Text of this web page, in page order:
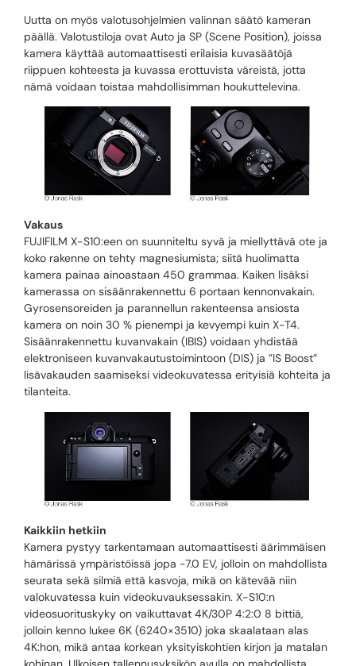
Uutta on myös valotusohjelmien valinnan säätö kameran
päällä. Valotustiloja ovat Auto ja SP (Scene Position), joissa
kamera käyttää automaattisesti erilaisia kuvasäätöjä
riippuen kohteesta ja kuvassa erottuvista väreistä, jotta
nämä voidaan toistaa mahdollisimman houkuttelevina.
Vakaus
FUJIFILM X-S10:een on suunniteltu syvä ja miellyttävä ote ja
koko rakenne on tehty magnesiumista; siitä huolimatta
kamera painaa ainoastaan 450 grammaa. Kaiken lisäksi
kamerassa on sisäänrakennettu 6 portaan kennonvakain.
Gyrosensoreiden ja parannellun rakenteensa ansiosta
kamera on noin 30 % pienempi ja kevyempi kuin X-T4.
Sisäänrakennettu kuvanvakain (IBIS) voidaan yhdistää
elektroniseen kuvanvakautustoimintoon (DIS) ja ”IS Boost”
lisävakauden saamiseksi videokuvatessa erityisiä kohteita ja
tilanteita.
Kaikkiin hetkiin
Kamera pystyy tarkentamaan automaattisesti äärimmäisen
hämärissä ympäristöissä jopa -7.0 EV, jolloin on mahdollista
seurata sekä silmiä että kasvoja, mikä on kätevää niin
valokuvatessa kuin videokuvauksessakin. X-S10:n
videosuorituskyky on vaikuttavat 4K/30P 4:2:0 8 bittiä,
jolloin kenno lukee 6K (6240×3510) joka skaalataan alas
4K:hon, mikä antaa korkean yksityiskohtien kirjon ja matalan